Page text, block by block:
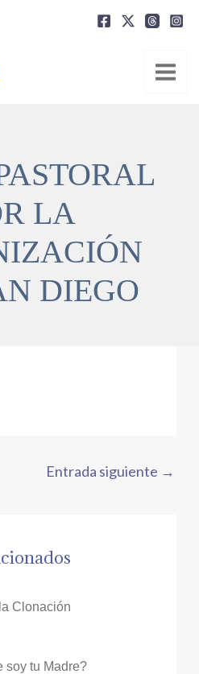
LA
DIEGO
Entrada siguiente →
Clonación
soy tu Madre?